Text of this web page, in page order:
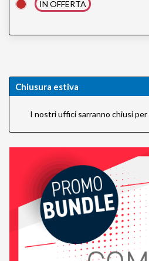
IN OFFERTA
Chiusura estiva
I nostri uffici sarranno chiusi